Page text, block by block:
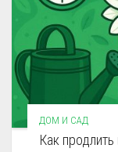
ДОМ И САД
Как